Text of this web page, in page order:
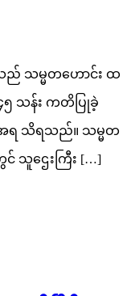
ည် သမ္မတဟောင်း ထ
၅ သန်း ကတိပြုခဲ့
က်အရ သိရသည်။ သမ္မတ
သူဌေးကြီး […]